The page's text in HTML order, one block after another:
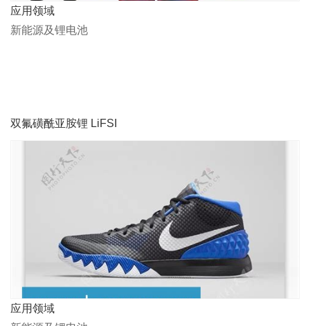
应用领域
新能源及锂电池
双氟磺酰亚胺锂 LiFSI
应用领域